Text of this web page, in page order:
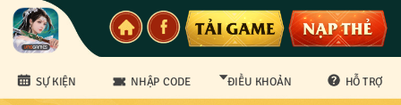
SỰ KIỆN NHẬP CODE ĐIỀU KHOẢN HỖ TRỢ